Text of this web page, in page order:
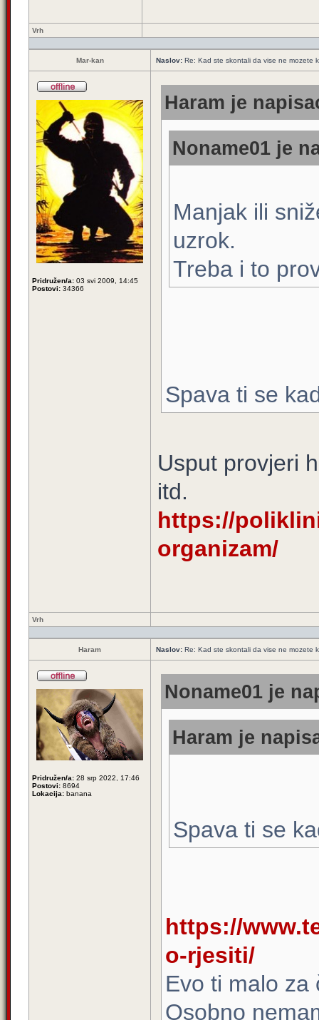
Vrh
Mar-kan Naslov: Re: Kad ste skontali da vise ne mozete
Pridružen/a: 03 svi 2009, 14:45
Postovi: 34366
Haram je
Noname01 je
Manjak ili
uzrok.
Treba i to
Spava ti se
Usput provjeri
itd.
https://
organizam/
Vrh
Haram Naslov: Re: Kad ste skontali da vise ne mozete
Pridružen/a: 28 srp 2022, 17:46
Postovi: 8694
Lokacija: banana
Noname01 je
Haram je
Spava ti se
https://
o-rjesiti/
Evo ti malo za
Osobno